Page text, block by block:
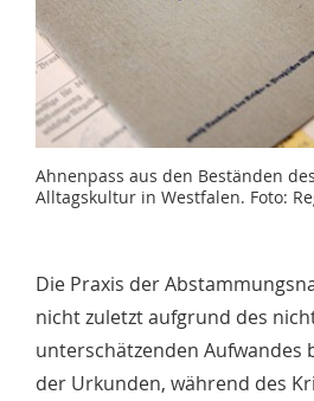
Ahnenpass aus den Beständen
Alltagskultur in Westfalen. Foto:
Die Praxis der
nicht zuletzt aufgrund des
unterschätzenden Aufwandes
der Urkunden, während des